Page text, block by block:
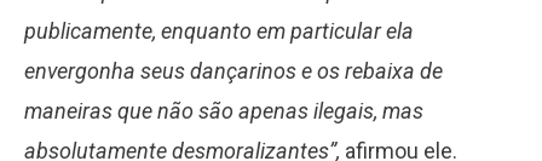
publicamente, enquanto em particular ela
envergonha seus dançarinos e os rebaixa de
maneiras que não são apenas ilegais, mas
absolutamente desmoralizantes”, afirmou ele.